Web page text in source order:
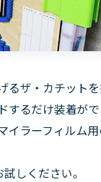
ザ・カチットを
るだけ装着がで
ラーフィルム
しください。